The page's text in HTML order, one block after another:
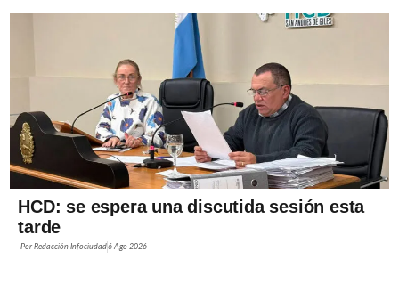
HCD: se espera una discutida sesión esta
tarde
PorRedacción Infociudad6 Ago 2026